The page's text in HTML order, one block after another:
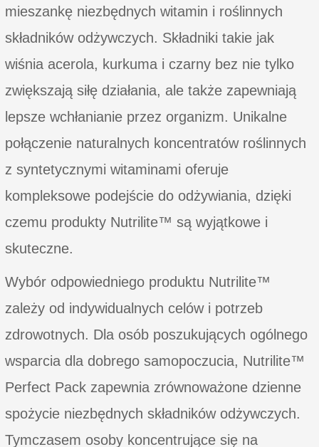
mieszankę niezbędnych witamin i roślinnych
składników odżywczych. Składniki takie jak
wiśnia acerola, kurkuma i czarny bez nie tylko
zwiększają siłę działania, ale także zapewniają
lepsze wchłanianie przez organizm. Unikalne
połączenie naturalnych koncentratów roślinnych
z syntetycznymi witaminami oferuje
kompleksowe podejście do odżywiania, dzięki
czemu produkty Nutrilite™ są wyjątkowe i
skuteczne.
Wybór odpowiedniego produktu Nutrilite™
zależy od indywidualnych celów i potrzeb
zdrowotnych. Dla osób poszukujących ogólnego
wsparcia dla dobrego samopoczucia, Nutrilite™
Perfect Pack zapewnia zrównoważone dzienne
spożycie niezbędnych składników odżywczych.
Tymczasem osoby koncentrujące się na